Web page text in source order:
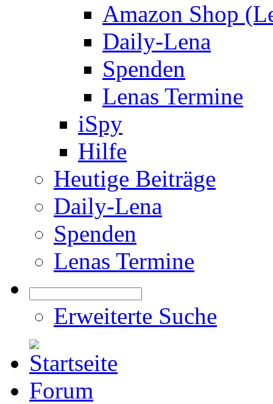
Amazon Shop
Daily-Lena
Spenden
Lenas Termine
iSpy
Hilfe
Heutige Beiträge
Daily-Lena
Spenden
Lenas Termine
Erweiterte Suche
Forum